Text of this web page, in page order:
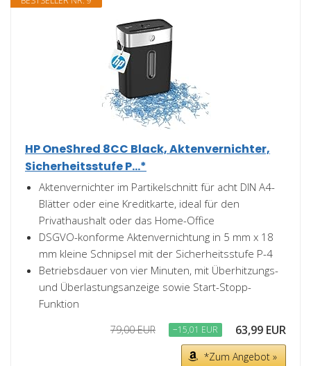
HP OneShred 8CC Black, Aktenvernichter,
Sicherheitsstufe P...*
Aktenvernichter im Partikelschnitt für acht DIN A4-
Blätter oder eine Kreditkarte, ideal für den
Privathaushalt oder das Home-Office
DSGVO-konforme Aktenvernichtung in 5 mm x 18
mm kleine Schnipsel mit der Sicherheitsstufe P-4
Betriebsdauer von vier Minuten, mit Überhitzungs-
und Überlastungsanzeige sowie Start-Stopp-
Funktion
79,00 EUR −15,01 EUR 63,99 EUR
*Zum Angebot »